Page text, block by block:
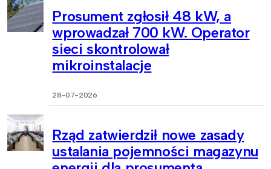
Prosument zgłosił 48 kW, a
wprowadzał 700 kW. Operator
sieci skontrolował
mikroinstalacje
28-07-2026
Rząd zatwierdził nowe zasady
ustalania pojemności magazynu